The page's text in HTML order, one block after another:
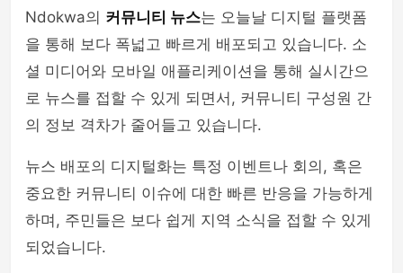
Ndokwa의 커뮤니티 뉴스는 오늘날 디지털 플랫폼
을 통해 보다 폭넓고 빠르게 배포되고 있습니다. 소
셜 미디어와 모바일 애플리케이션을 통해 실시간으
로 뉴스를 접할 수 있게 되면서, 커뮤니티 구성원 간
의 정보 격차가 줄어들고 있습니다.
뉴스 배포의 디지털화는 특정 이벤트나 회의, 혹은
중요한 커뮤니티 이슈에 대한 빠른 반응을 가능하게
하며, 주민들은 보다 쉽게 지역 소식을 접할 수 있게
되었습니다.